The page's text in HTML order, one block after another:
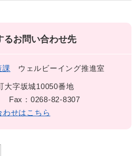
るお問い合わせ先
課 ウェルビーイング推進室
大字坂城10050番地
Fax：0268-82-8307
わせはこちら